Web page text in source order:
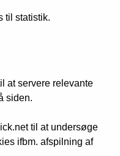
til statistik.
at servere relevante
siden.
til at undersøge
ifbm. afspilning af